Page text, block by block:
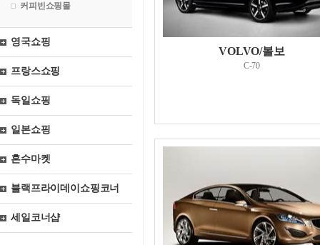
커피빈쇼핑몰
영국쇼핑
프랑스쇼핑
독일쇼핑
일본쇼핑
혼수마켓
블랙프라이데이쇼핑코너
세일코너샵
VOLVO/볼보
C-70